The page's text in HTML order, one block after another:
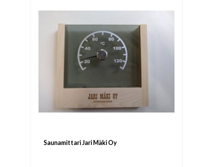
Saunamittari Jari Mäki Oy